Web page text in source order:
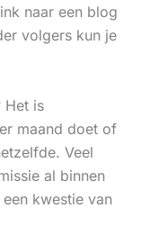
naar een blog
volgers kun je
Het is
maand doet of
Veel
al binnen
kwestie van